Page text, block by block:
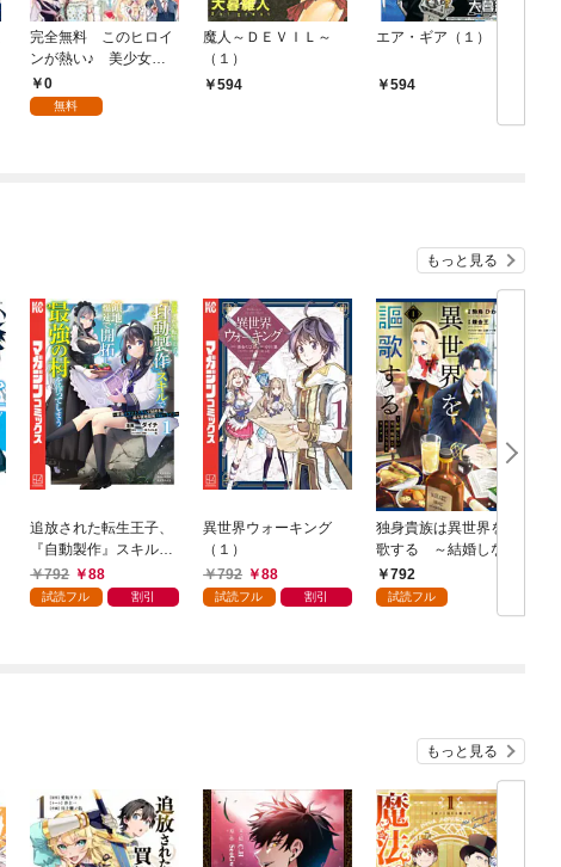
完全無料 このヒロイ
ンが熱い♪ 美少女１
４人試し読みパック
0
無料
魔人～ＤＥＶＩＬ～
（１）
594
エア・ギア（１）
594
もっと見る
追放された転生王子、
『自動製作』スキルで
領地を爆速で開拓し最
強の村を作ってしまう
792 88
試読フル 割引
異世界ウォーキング
（１）
792
88
試読フル 割引
独身貴族は異世界を謳
歌する ～結婚しない
男の優雅なおひとりさ
まライフ～（１）
792
試読フル
もっと見る